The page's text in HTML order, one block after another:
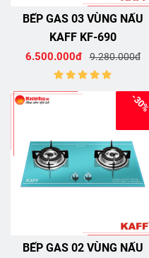
BẾP GAS 03 VÙNG NẤU
KAFF KF-690
6.500.000đ 9.280.000đ
BẾP GAS 02 VÙNG NẤU
-30%